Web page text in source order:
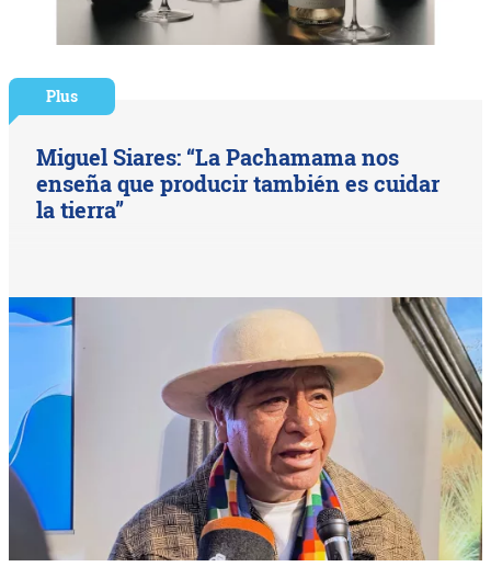
Plus
Miguel Siares: “La Pachamama nos
enseña que producir también es cuidar
la tierra”